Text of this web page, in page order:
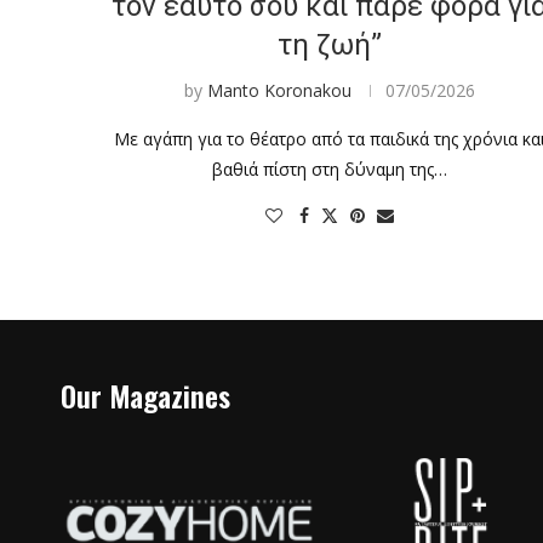
τη ζωή”
by Manto Koronakou 07/05/2026
Με αγάπη για το θέατρο από τα παιδικά της χρόνια
βαθιά πίστη στη δύναμη της…
Our Magazines